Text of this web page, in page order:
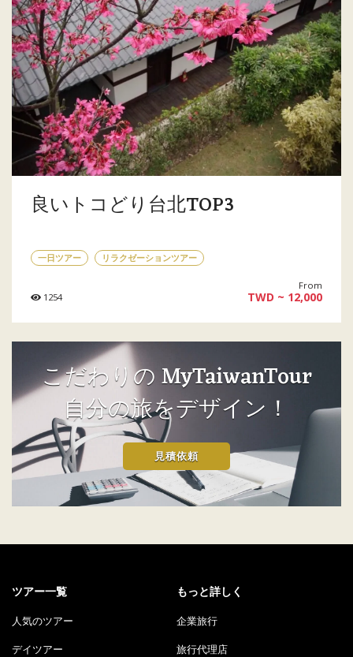
良いトコどり台北TOP3
一日ツアー リラクゼーションツアー
1254
From
TWD ~ 12,000
こだわりの MyTaiwanTour
自分の旅をデザイン！
見積依頼
ツアー一覧
人気のツアー
デイツアー
もっと詳しく
企業旅行
旅行代理店